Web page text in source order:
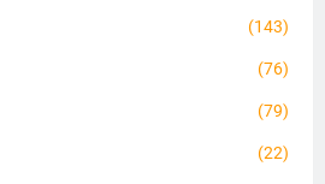
(143)
(76)
(79)
(22)